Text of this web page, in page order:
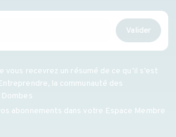
Valider
vous recevrez un résumé de ce qu’il s’est
la communauté des
abonnements dans votre Espace Membre